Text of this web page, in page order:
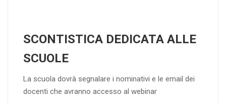
SCONTISTICA DEDICATA ALLE
SCUOLE
La scuola dovrà segnalare i nominativi e le email dei
docenti che avranno accesso al webinar